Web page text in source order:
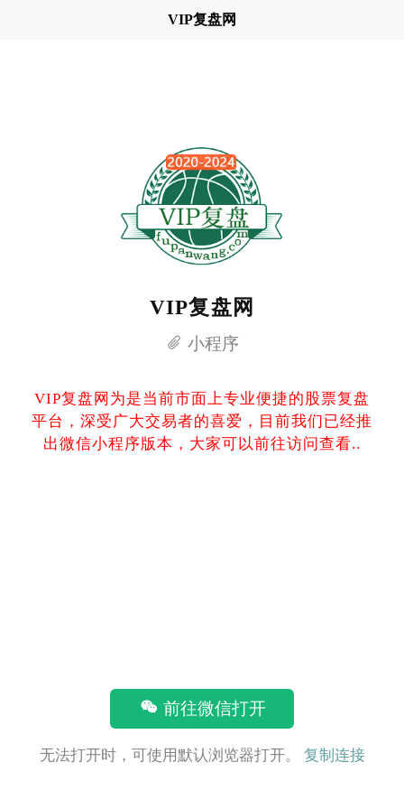
VIP复盘网
VIP复盘网
小程序
VIP复盘网为是当前市面上专业便捷的股票复盘
平台，深受广大交易者的喜爱，目前我们已经推
出微信小程序版本，大家可以前往访问查看..
前往微信打开
无法打开时，可使用默认浏览器打开。 复制连接